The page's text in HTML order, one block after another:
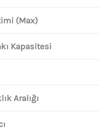
(Max)
Kapasitesi
Aralığı